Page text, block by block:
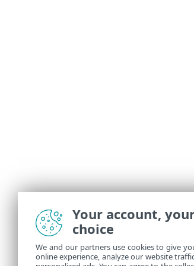
Your account,
choice
We and our partners use cookies to give
online experience, analyze our website